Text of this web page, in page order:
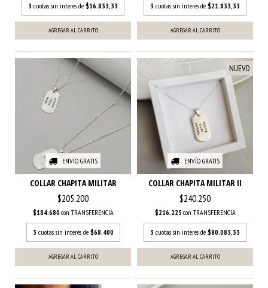
3 cuotas sin interés de $16.833,33
AGREGAR AL CARRITO
3 cuotas sin interés de $21.833,33
AGREGAR AL CARRITO
ENVÍO GRATIS
COLLAR CHAPITA MILITAR
$205.200
$184.680con TRANSFERENCIA
3 cuotas sin interés de $68.400
ENVÍO GRATIS
NUEVO
COLLAR CHAPITA MILITAR II
$240.250
$216.225con TRANSFERENCIA
3 cuotas sin interés de $80.083,33
AGREGAR AL CARRITO